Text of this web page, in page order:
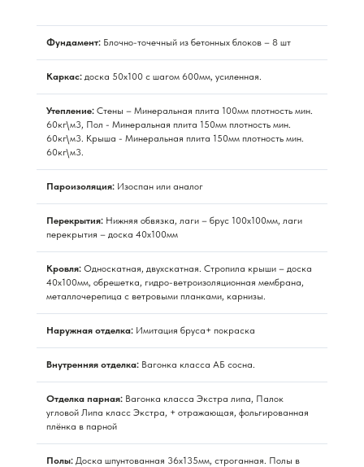
Фундамент: Блочно-точечный из бетонных блоков – 8 шт
Каркас: доска 50х100 с шагом 600мм, усиленная.
Утепление: Стены – Минеральная плита 100мм плотность мин.
60кг\м3, Пол - Минеральная плита 150мм плотность мин.
60кг\м3. Крыша - Минеральная плита 150мм плотность мин.
60кг\м3.
Пароизоляция: Изоспан или аналог
Перекрытия: Нижняя обвязка, лаги – брус 100х100мм, лаги
перекрытия – доска 40х100мм
Кровля: Односкатная, двухскатная. Стропила крыши – доска
40х100мм, обрешетка, гидро-ветроизоляционная мембрана,
металлочерепица с ветровыми планками, карнизы.
Наружная отделка: Имитация бруса+ покраска
Внутренняя отделка: Вагонка класса АБ сосна.
Отделка парная: Вагонка класса Экстра липа, Палок
угловой Липа класс Экстра, + отражающая, фольгированная
плёнка в парной
Полы: Доска шпунтованная 36х135мм, строганная. Полы в